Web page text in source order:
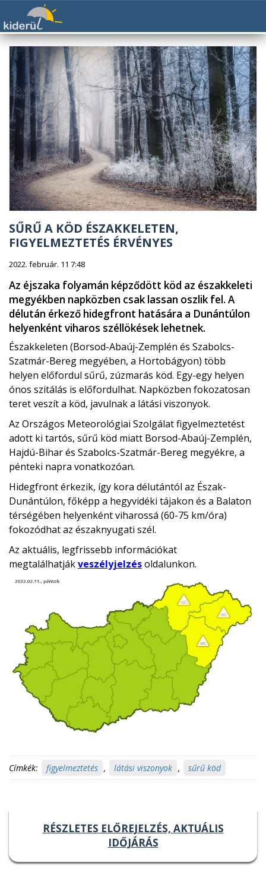
SŰRŰ A KÖD ÉSZAKKELETEN,
FIGYELMEZTETÉS ÉRVÉNYES
2022. február. 11 7:48
Az éjszaka folyamán képződött köd az északkeleti
megyékben napközben csak lassan oszlik fel. A
délután érkező hidegfront hatására a Dunántúlon
helyenként viharos széllökések lehetnek.
Északkeleten (Borsod-Abaúj-Zemplén és Szabolcs-
Szatmár-Bereg megyében, a Hortobágyon) több
helyen előfordul sűrű, zúzmarás köd. Egy-egy helyen
ónos szitálás is előfordulhat. Napközben fokozatosan
teret veszít a köd, javulnak a látási viszonyok.
Az Országos Meteorológiai Szolgálat figyelmeztetést
adott ki tartós, sűrű köd miatt Borsod-Abaúj-Zemplén,
Hajdú-Bihar és Szabolcs-Szatmár-Bereg megyékre, a
pénteki napra vonatkozóan.
Hidegfront érkezik, így kora délutántól az Észak-
Dunántúlon, főképp a hegyvidéki tájakon és a Balaton
térségében helyenként viharossá (60-75 km/óra)
fokozódhat az északnyugati szél.
Az aktuális, legfrissebb információkat
megtalálhatjákveszélyjelzésoldalunkon.
Címkék: figyelmeztetés , látási viszonyok , sűrű köd
RÉSZLETES ELŐREJELZÉS, AKTUÁLIS
IDŐJÁRÁS